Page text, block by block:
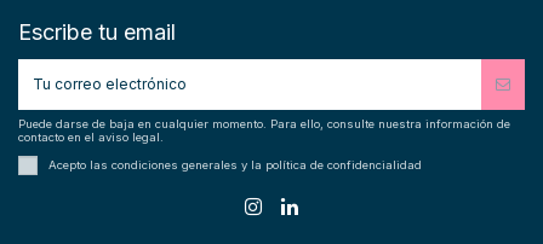
Escribe tu email
Puede darse de baja en cualquier momento. Para ello, consulte nuestra información de
contacto en el aviso legal.
Acepto las condiciones generales y la política de confidencialidad